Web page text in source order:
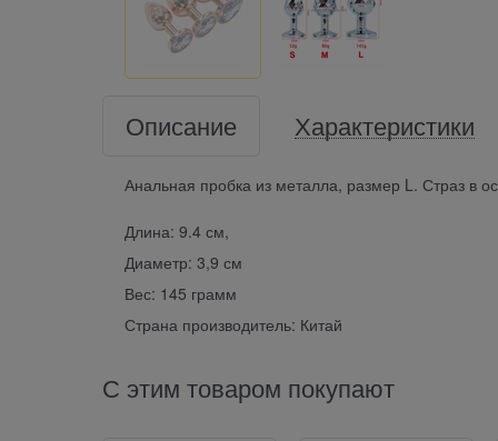
Описание Характеристики
Анальная пробка из металла, размер L. Страз в
Длина: 9.4 см,
Диаметр: 3,9 см
Вес: 145 грамм
Страна производитель: Китай
С этим товаром покупают